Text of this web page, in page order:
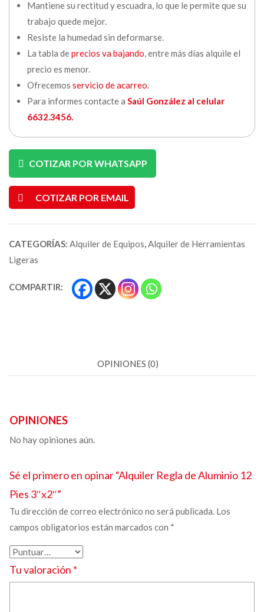
Mantiene su rectitud y escuadra, lo que le permite que su
trabajo quede mejor.
Resiste la humedad sin deformarse.
La tabla deprecios va bajando, entre más días alquile el
precio es menor.
Ofrecemos servicio de acarreo.
Para informes contacte a Saúl González al celular
6632.3456.
COTIZAR POR WHATSAPP
COTIZAR POR EMAIL
CATEGORÍAS: Alquiler de Equipos,Alquiler de Herramientas
Ligeras
COMPARTIR:
OPINIONES (0)
OPINIONES
No hay opiniones aún.
Sé el primero en opinar “Alquiler Regla de Aluminio 12
Pies 3″x2″”
Tu dirección de correo electrónico no será publicada. Los
campos obligatorios están marcados con *
Tu valoración *